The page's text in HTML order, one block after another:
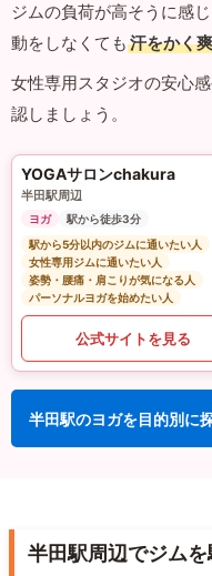
ジムの負荷が高そうに感
動をしなくても 汗をかく
女性専用スタジオの安心
認しましょう。
YOGAサロンchakura
半田駅周辺
ヨガ
駅から徒歩3分
駅から5分以内のジムに通いたい人
女性専用ジムに通いたい人
姿勢・腰痛・肩こりが気になる人
パーソナルヨガを始めたい人
公式サイトを見る
半田駅のヨガを目的別に
半田駅周辺でジム